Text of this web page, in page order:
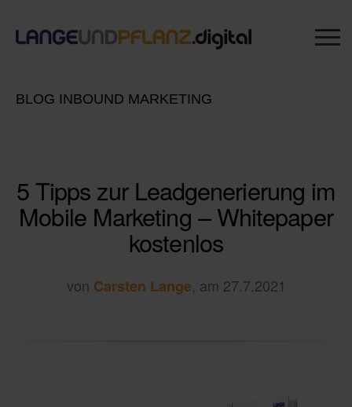
BLOG INBOUND MARKETING
5 Tipps zur Leadgenerierung im
Mobile Marketing – Whitepaper
kostenlos
von Carsten Lange, am 27.7.2021